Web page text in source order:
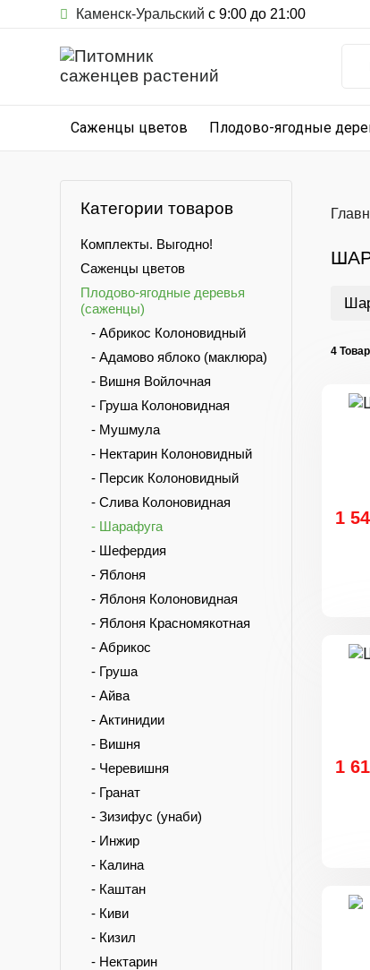
Каменск-Уральский с 9:00 до 21:00
Саженцы цветов Плодово-ягодные
Категории товаров
Комплекты. Выгодно!
Саженцы цветов
Плодово-ягодные деревья
(саженцы)
- Абрикос Колоновидный
- Адамово яблоко (маклюра)
- Вишня Войлочная
- Груша Колоновидная
- Мушмула
- Нектарин Колоновидный
- Персик Колоновидный
- Слива Колоновидная
- Шарафуга
- Шефердия
- Яблоня
- Яблоня Колоновидная
- Яблоня Красномякотная
- Абрикос
- Груша
- Айва
- Актинидии
- Вишня
- Черевишня
- Гранат
- Зизифус (унаби)
- Инжир
- Калина
- Каштан
- Киви
- Кизил
- Нектарин
4
1
1